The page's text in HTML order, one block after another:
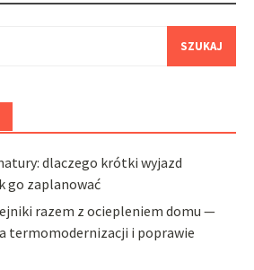
dlaczego krótki wyjazd
go zaplanować
razem z ociepleniem domu —
termomodernizacji i poprawie